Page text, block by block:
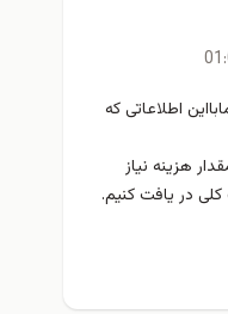
اطلاعاتی که
هزینه نیاز
کلی در یافت کنیم.